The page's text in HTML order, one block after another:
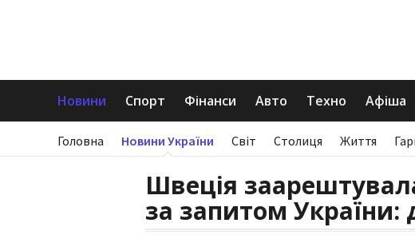
Новини Спорт Фінанси Авто Техно Афіша
Головна Новини України Світ Столиця Життя
Швеція
за запитом України: